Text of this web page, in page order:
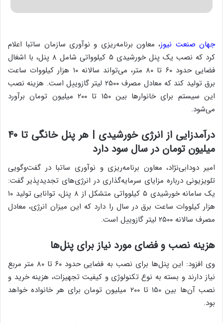
جهان صنعت نیوز، معاون برنامه‌ریزی و نوآوری سازمان ساتبا اعلام
کرد که نصب یک پنل خورشیدی ۵ کیلوواتی شامل ۸ پنل، با اشغال
فضایی حدود ۶۰ تا ۸۰ متر، می‌تواند سالانه ۱۰ هزار کیلووات ساعت
برق تولید کند که معادل مصرف ۲۵۰۰ لیتر گازوییل است. هزینه نصب
این سیستم برای خانوارها بین ۱۵۰ تا ۲۰۰ میلیون تومان برآورد
می‌شود.
درآمدزایی از انرژی خورشیدی | هر پنل خانگی تا ۴۰
میلیون تومان در سال سود دارد
امیر دودابی‌نژاد، معاون برنامه‌ریزی و نوآوری ساتبا در گفت‌وگویی
تلویزیونی درباره مزایای سرمایه‌گذاری در انرژی‌های تجدیدپذیر گفت:
یک سامانه خورشیدی ۵ کیلوواتی متشکل از ۸ پنل، توانایی تولید ۱۰
هزار کیلووات ساعت برق در سال را دارد که این میزان انرژی، معادل
مصرف سالانه ۲۵۰۰ لیتر گازوییل است.
هزینه نصب و فضای مورد نیاز برای پنل‌ها
وی افزود: این پنل‌ها برای نصب به فضایی حدود ۶۰ تا ۸۰ متر مربع
نیاز دارند و بسته به نوع تکنولوژی و کیفیت تجهیزات، هزینه خرید و
نصب آن‌ها بین ۱۵۰ تا ۲۰۰ میلیون تومان برای هر خانواده خواهد
بود.